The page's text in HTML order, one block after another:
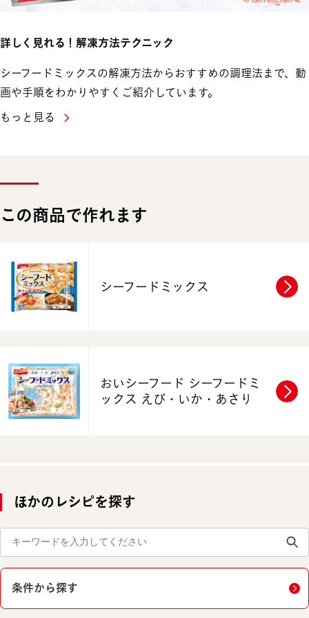
詳しく見れる！解凍方法テクニック
シーフードミックスの解凍方法からおすすめの調理法まで、動
画や手順をわかりやすくご紹介しています。
もっと見る
この商品で作れます
シーフードミックス
おいシーフード シーフードミ
ックス えび・いか・あさり
ほかのレシピを探す
条件から探す